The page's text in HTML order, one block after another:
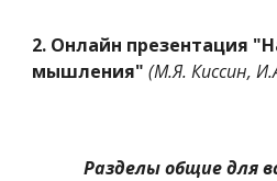
2. Онлайн презентация
мышления" (М.Я. Киссин,
Разделы общие для